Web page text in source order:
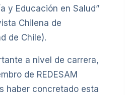
y Educación en Salud”
Chilena de
de Chile).
a nivel de carrera,
de REDESAM
haber concretado esta